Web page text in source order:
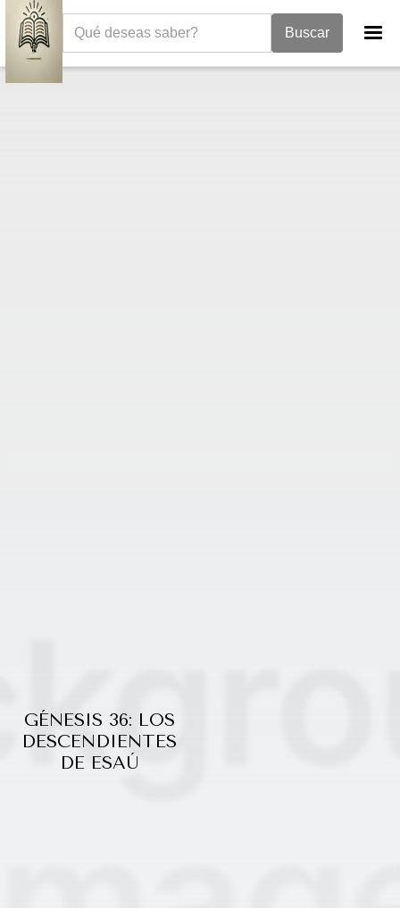
GÉNESIS 36: LOS
DESCENDIENTES
DE ESAÚ
La Biblia